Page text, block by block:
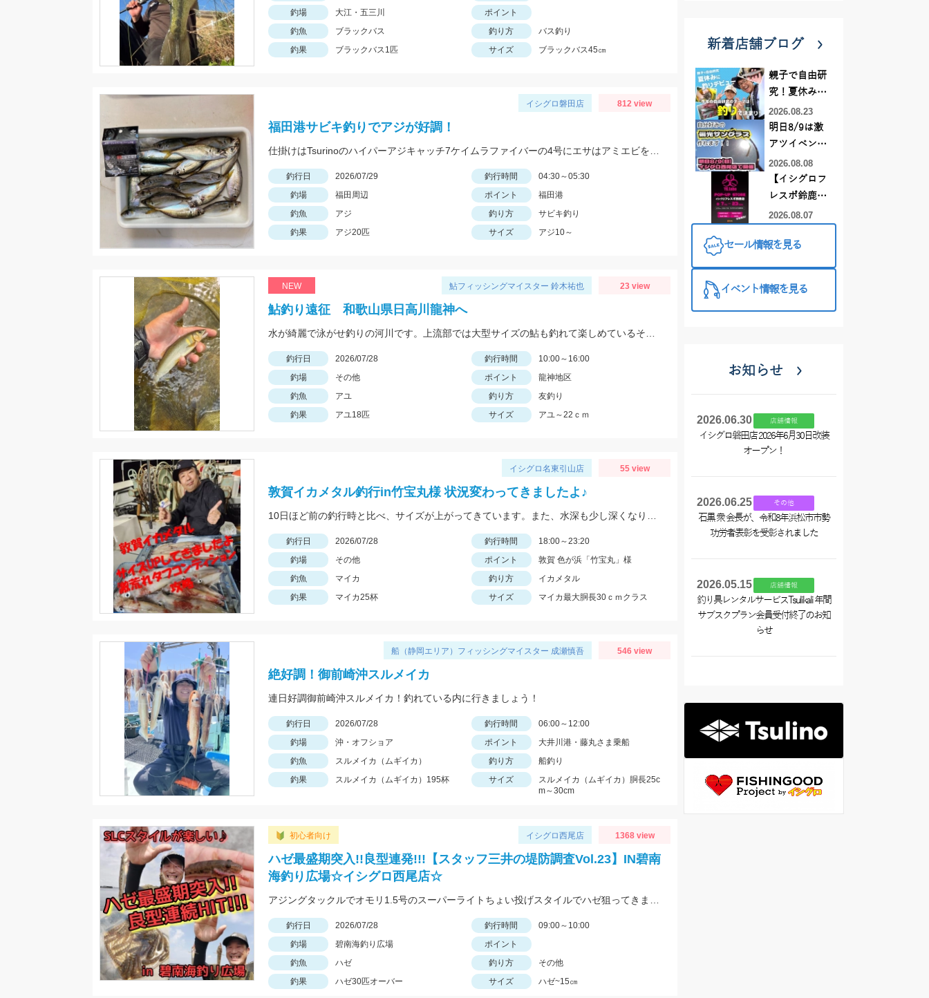
釣場
大江・五三川
ポイント
釣魚
ブラックバス 釣り方
バス釣り
釣果
ブラックバス1匹 サイズ ブラックバス45㎝
イシグロ磐田店 812 view
福田港サビキ釣りでアジが好調！
釣行日 2026/07/29 釣行時間
04:30～05:30
釣場
福田周辺 ポイント
福田港
釣魚
アジ 釣り方
サビキ釣り
釣果
アジ20匹 サイズ アジ10～
NEW 鮎フィッシングマイスター 鈴木祐也 23 view
鮎釣り遠征 和歌山県日高川龍神へ
釣行日 2026/07/28 釣行時間
10:00～16:00
釣場
その他 ポイント
龍神地区
釣魚
アユ 釣り方
友釣り
釣果
アユ18匹 サイズ アユ～22ｃｍ
イシグロ名東引山店 55 view
敦賀イカメタル釣行in竹宝丸様 状況変わってきましたよ♪
釣行日 2026/07/28 釣行時間
18:00～23:20
釣場
その他 ポイント
敦賀 色が浜「竹宝丸」様
釣魚
マイカ 釣り方
イカメタル
釣果
マイカ25杯 サイズ マイカ最大胴長30ｃｍクラス
船（静岡エリア）フィッシングマイスター 成瀬慎吾 546 view
絶好調！御前崎沖スルメイカ
連日好調御前崎沖スルメイカ！釣れている内に行きましょう！
釣行日 2026/07/28 釣行時間
06:00～12:00
釣場
沖・オフショア ポイント
大井川港・藤丸さま乗船
釣魚
スルメイカ（ムギイカ） 釣り方
船釣り
釣果
スルメイカ（ムギイカ）195杯 サイズ
スルメイカ（ムギイカ）胴長25c
m～30cm
初心者向け イシグロ西尾店 1368 view
ハゼ最盛期突入!!良型連発!!!【スタッフ三井の堤防調査Vol.23】IN碧南
海釣り広場☆イシグロ西尾店☆
釣行日 2026/07/28 釣行時間
09:00～10:00
釣場
碧南海釣り広場
ポイント
釣魚
ハゼ 釣り方
その他
釣果
ハゼ30匹オーバー サイズ ハゼ~15㎝
新着店舗ブログ
親子で自由研
究！夏休みに
釣りデビュー
2026.08.23
明日8/9は激
アツイベント
日！！！～オ
ーダー偏光グ
ラス受注会～
2026.08.08
【イシグロフ
レスポ鈴鹿
店】2026年夏
UP STORE開
2026.08.07
セール情報を見る
イベント情報を見る
お知らせ
2026.06.30 店舗情報
イシグロ磐田店 2026年6月30日改装
オープン！
2026.06.25 その他
石黒 衆 会長が、令和8年浜松市市勢
功労者表彰を受彰されました
2026.05.15 店舗情報
釣り具レンタルサービスTsulikali 年間
サブスクプラン会員受付終了のお知
らせ